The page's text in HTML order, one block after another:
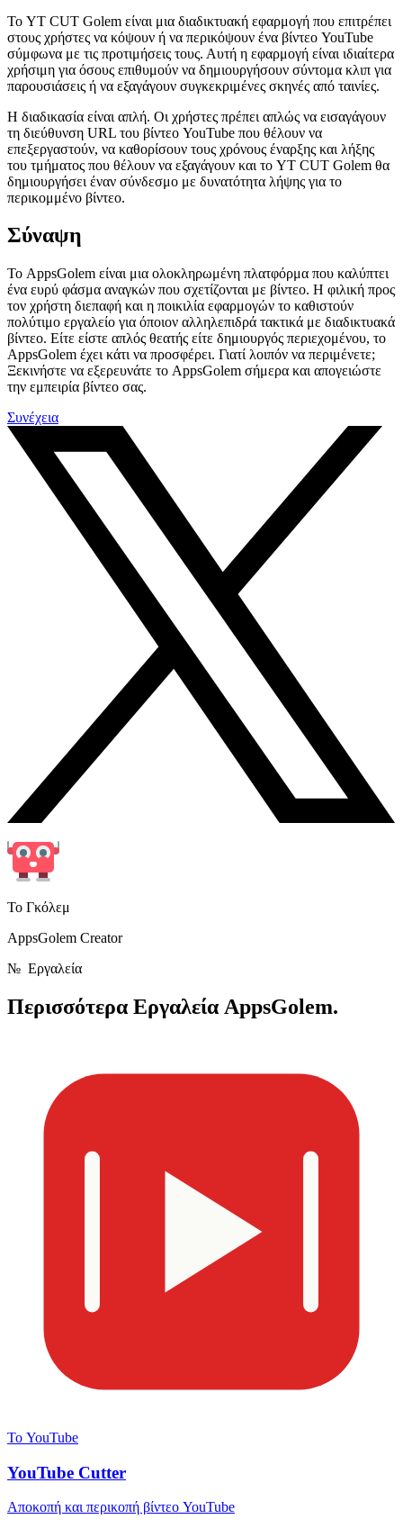
Το YT CUT Golem είναι μια διαδικτυακή εφαρμογή που επιτρέπει
στους χρήστες να κόψουν ή να περικόψουν ένα βίντεο YouTube
σύμφωνα με τις προτιμήσεις τους. Αυτή η εφαρμογή είναι ιδιαίτερα
χρήσιμη για όσους επιθυμούν να δημιουργήσουν σύντομα κλιπ για
παρουσιάσεις ή να εξαγάγουν συγκεκριμένες σκηνές από ταινίες.
Η διαδικασία είναι απλή. Οι χρήστες πρέπει απλώς να εισαγάγουν
τη διεύθυνση URL του βίντεο YouTube που θέλουν να
επεξεργαστούν, να καθορίσουν τους χρόνους έναρξης και λήξης
του τμήματος που θέλουν να εξαγάγουν και το YT CUT Golem θα
δημιουργήσει έναν σύνδεσμο με δυνατότητα λήψης για το
περικομμένο βίντεο.
Σύναψη
Το AppsGolem είναι μια ολοκληρωμένη πλατφόρμα που καλύπτει
ένα ευρύ φάσμα αναγκών που σχετίζονται με βίντεο. Η φιλική προς
τον χρήστη διεπαφή και η ποικιλία εφαρμογών το καθιστούν
πολύτιμο εργαλείο για όποιον αλληλεπιδρά τακτικά με διαδικτυακά
βίντεο. Είτε είστε απλός θεατής είτε δημιουργός περιεχομένου, το
AppsGolem έχει κάτι να προσφέρει. Γιατί λοιπόν να περιμένετε;
Ξεκινήστε να εξερευνάτε το AppsGolem σήμερα και απογειώστε
την εμπειρία βίντεο σας.
Συνέχεια
Το Γκόλεμ
AppsGolem Creator
№ Εργαλεία
ΠερισσότεραΕργαλεία AppsGolem.
Το YouTube
YouTube Cutter
Αποκοπή και περικοπή βίντεο YouTube